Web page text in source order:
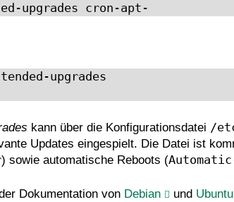
upgrades cron-apt-
upgrades
kann über die Konfigurationsdatei /
Updates eingespielt. Die Datei ist
) sowie automatische Reboots (
Dokumentation von Debian und Ubuntu